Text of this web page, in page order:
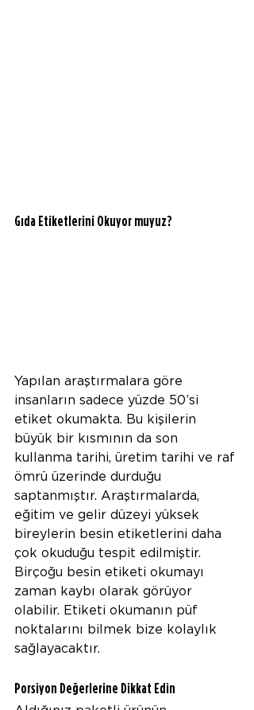
Gıda Etiketlerini Okuyor muyuz?
Yapılan araştırmalara göre
insanların sadece yüzde 50’si
etiket okumakta. Bu kişilerin
büyük bir kısmının da son
kullanma tarihi, üretim tarihi ve raf
ömrü üzerinde durduğu
saptanmıştır. Araştırmalarda,
eğitim ve gelir düzeyi yüksek
bireylerin besin etiketlerini daha
çok okuduğu tespit edilmiştir.
Birçoğu besin etiketi okumayı
zaman kaybı olarak görüyor
olabilir. Etiketi okumanın püf
noktalarını bilmek bize kolaylık
sağlayacaktır.
Porsiyon Değerlerine Dikkat Edin